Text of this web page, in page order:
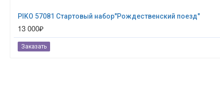
PIKO 57081 Стартовый набор"Рождественский поезд"
13 000₽
Заказать